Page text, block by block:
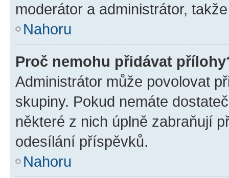
moderátor a administrátor,
Nahoru
Proč nemohu přidávat
Administrátor může povolovat
skupiny. Pokud nemáte
některé z nich úplně zabraňují
odesílání příspěvků.
Nahoru